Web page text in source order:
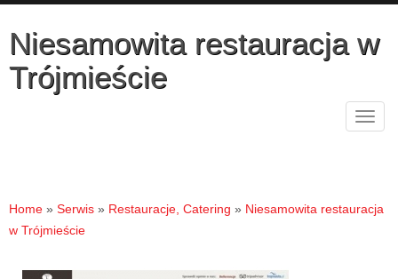
Niesamowita restauracja w
Trójmieście
Home » Serwis » Restauracje, Catering » Niesamowita restauracja
w Trójmieście